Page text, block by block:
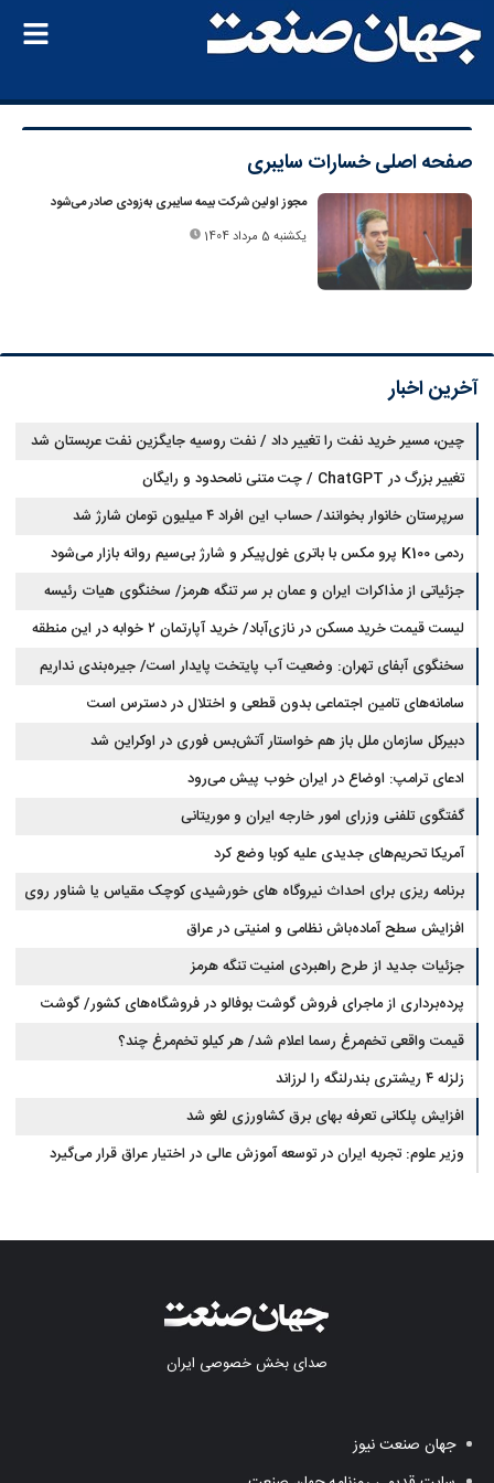
صفحه اصلیخسارات سایبری
مجوز اولین شرکت بیمه سایبری به‌زودی صادر می‌شود
یکشنبه 5 مرداد 1404
آخرین اخبار
چین، مسیر خرید نفت را تغییر داد / نفت روسیه جایگزین نفت عربستان شد
تغییر بزرگ در ChatGPT / چت متنی نامحدود و رایگان
سرپرستان خانوار بخوانند/ حساب این افراد ۴ میلیون تومان شارژ شد
ردمی K100 پرو مکس با باتری غول‌پیکر و شارژ بی‌سیم روانه بازار می‌شود
جزئیاتی از مذاکرات ایران و عمان بر سر تنگه هرمز/ سخنگوی هیات رئیسه
مجلس: بیانیه‌ای شامل تصحیح مسیر تردد دریایی در تنگه، در آستانه نهایی شدن
است
لیست قیمت خرید مسکن در نازی‌آباد/ خرید آپارتمان ۲ خوابه در این منطقه
چقدر سرمایه نیاز دارد؟ + جدول مردادماه ۱۴۰۵
سخنگوی آبفای تهران: وضعیت آب پایتخت پایدار است/ جیره‌بندی نداریم
سامانه‌های تامین اجتماعی بدون قطعی و اختلال در دسترس است
دبیرکل سازمان ملل باز هم خواستار آتش‌بس فوری در اوکراین شد
ادعای ترامپ: اوضاع در ایران خوب پیش می‌رود
گفتگوی تلفنی وزرای امور خارجه ایران و موریتانی
آمریکا تحریم‌های جدیدی علیه کوبا وضع کرد
برنامه ریزی برای احداث نیروگاه های خورشیدی کوچک مقیاس یا شناور روی
آب در مازندران
افزایش سطح آماده‌باش نظامی و امنیتی در عراق
جزئیات جدید از طرح راهبردی امنیت تنگه هرمز
پرده‌برداری از ماجرای فروش گوشت بوفالو در فروشگاه‌های کشور/ گوشت
بوفالو از کجا وارد می‌شود؟/ هر کیلو بوفالو با چه قیمتی به فروش می‌رود؟
قیمت واقعی تخم‌مرغ رسما اعلام شد/ هر کیلو تخم‌مرغ چند؟
زلزله ۴ ریشتری بندرلنگه را لرزاند
افزایش پلکانی تعرفه بهای برق کشاورزی لغو شد
وزیر علوم: تجربه ایران در توسعه آموزش عالی در اختیار عراق قرار می‌گیرد
صدای بخش خصوصی ایران
جهان صنعت نیوز